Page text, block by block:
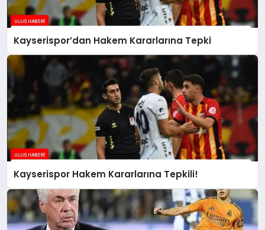
Kayserispor’dan Hakem Kararlarına Tepki
Kayserispor Hakem Kararlarına Tepkili!